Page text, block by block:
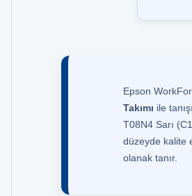
Epson
Takımı ile
T08N4 Sarı
düzeyde kalite
olanak tanır.